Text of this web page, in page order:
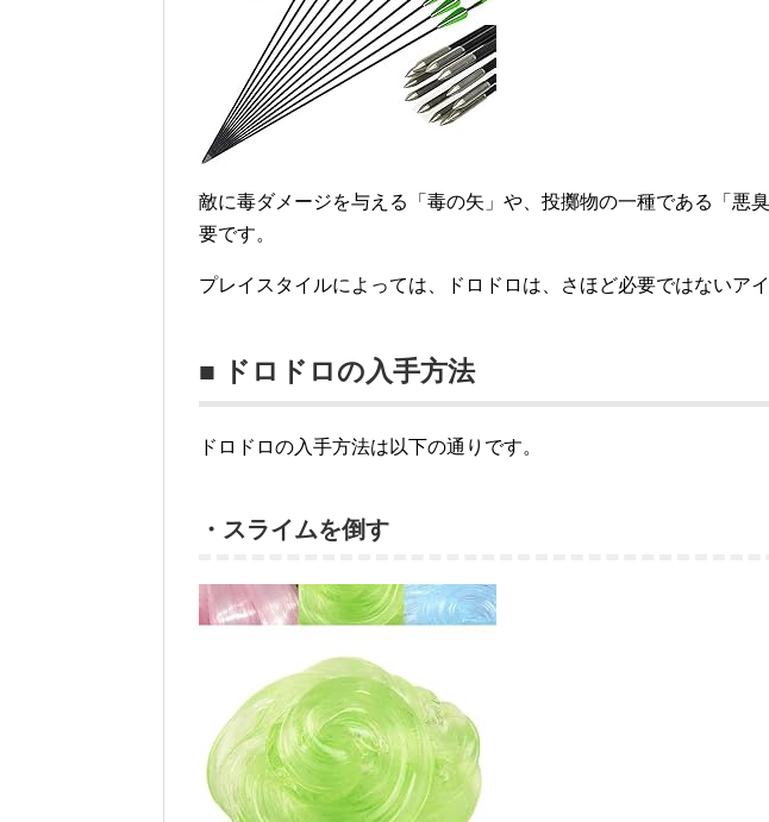
敵に毒ダメージを与える「毒の矢」や、投擲物の一種である「悪
要です。
プレイスタイルによっては、ドロドロは、さほど必要ではないア
■ ドロドロの入手方法
ドロドロの入手方法は以下の通りです。
・スライムを倒す